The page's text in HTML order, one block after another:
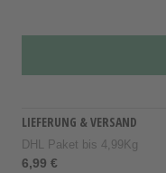
LIEFERUNG & VERSAND
DHL Paket bis 4,99Kg
6,99 €